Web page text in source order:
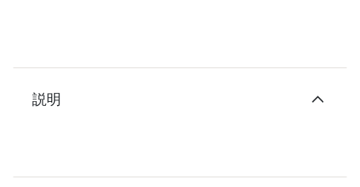
説明